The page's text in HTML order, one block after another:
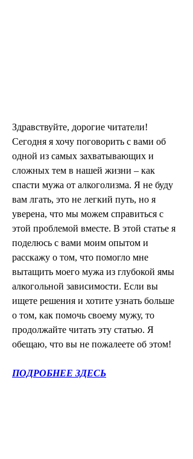
Здравствуйте, дорогие читатели!
Сегодня я хочу поговорить с вами об
одной из самых захватывающих и
сложных тем в нашей жизни – как
спасти мужа от алкоголизма. Я не буду
вам лгать, это не легкий путь, но я
уверена, что мы можем справиться с
этой проблемой вместе. В этой статье я
поделюсь с вами моим опытом и
расскажу о том, что помогло мне
вытащить моего мужа из глубокой ямы
алкогольной зависимости. Если вы
ищете решения и хотите узнать больше
о том, как помочь своему мужу, то
продолжайте читать эту статью. Я
обещаю, что вы не пожалеете об этом!
ПОДРОБНЕЕ ЗДЕСЬ